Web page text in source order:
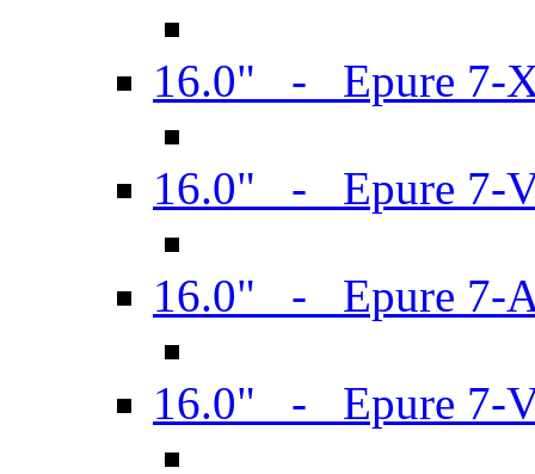
16.0" - Epure 7-
16.0" - Epure 7-
16.0" - Epure 7-
16.0" - Epure 7-